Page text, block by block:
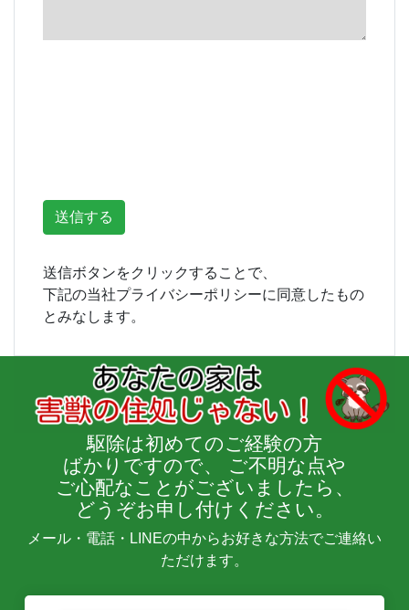
送信ボタンをクリックすることで、
下記の当社プライバシーポリシーに同意したもの
とみなします。
駆除は初めてのご経験の方
ばかりですので、
ご不明な点や
ご心配なことがございましたら、
どうぞお申し付けください。
メール・電話・LINEの中からお好きな方法でご連絡い
ただけます。